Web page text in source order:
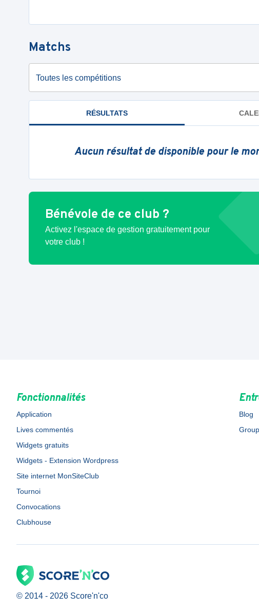
Matchs
Toutes les compétitions
RÉSULTATS
Aucun résultat de disponible pour le
Bénévole de ce club ?
Activez l'espace de gestion gratuitement pour
votre club !
Fonctionnalités
Application
Lives commentés
Widgets gratuits
Widgets - Extension Wordpress
Site internet MonSiteClub
Tournoi
Convocations
Clubhouse
Blog
© 2014 - 2026 Score'n'co